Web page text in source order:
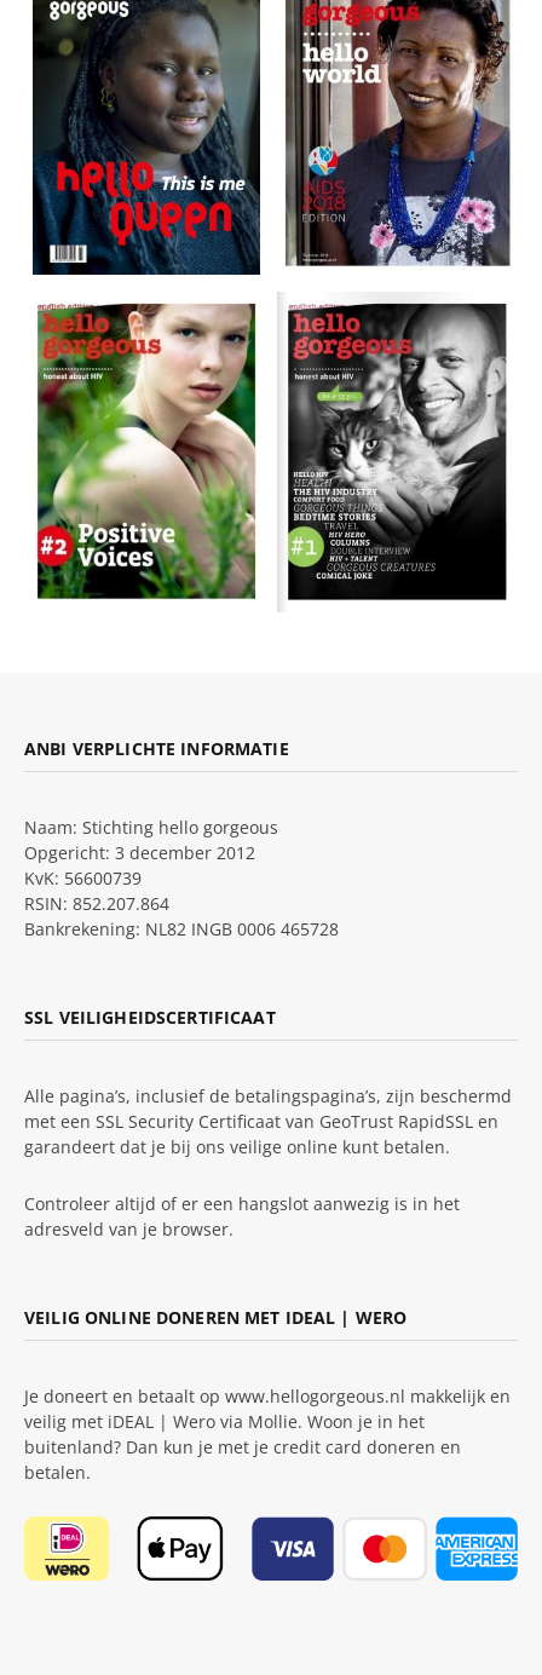
ANBI VERPLICHTE INFORMATIE
Naam: Stichting hello gorgeous
Opgericht: 3 december 2012
KvK: 56600739
RSIN: 852.207.864
Bankrekening: NL82 INGB 0006 465728
SSL VEILIGHEIDSCERTIFICAAT
Alle pagina’s, inclusief de betalingspagina’s, zijn beschermd
met een SSL Security Certificaat van GeoTrust RapidSSL en
garandeert dat je bij ons veilige online kunt betalen.
Controleer altijd of er een hangslot aanwezig is in het
adresveld van je browser.
VEILIG ONLINE DONEREN MET IDEAL | WERO
Je doneert en betaalt op www.hellogorgeous.nl makkelijk en
veilig met iDEAL | Wero via Mollie. Woon je in het
buitenland? Dan kun je met je credit card doneren en
betalen.